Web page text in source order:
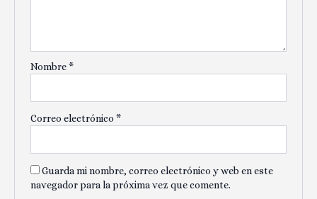
Nombre*
Correo electrónico *
Guarda mi nombre, correo electrónico y web en este
navegador para la próxima vez que comente.